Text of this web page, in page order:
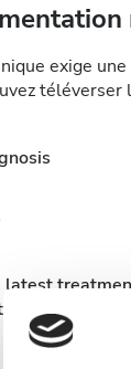
exige
latest